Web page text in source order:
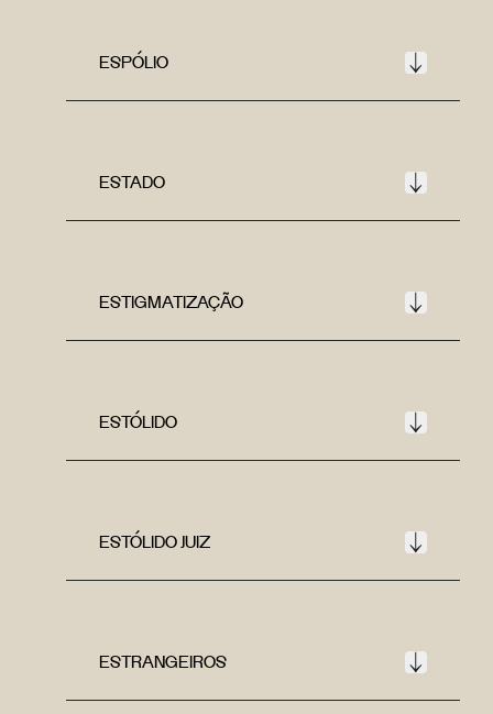
ESPÓLIO
ESTADO
ESTIGMATIZAÇÃO
ESTÓLIDO
ESTÓLIDO JUIZ
ESTRANGEIROS